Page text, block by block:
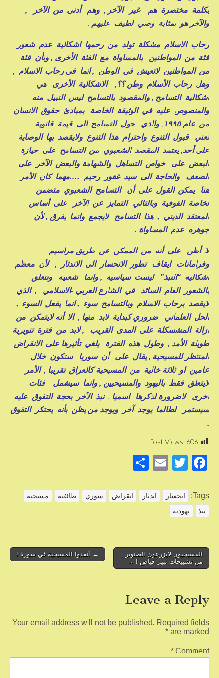
بكلمة مختصرة هم غير الآخر , وهم أدنى من الآخر ,
والآخر هو بمثابة وصي لطيف عليهم .
رحاب الاسلام مشكلة تولد من رحمها اشكالية عدم شعور
فئة من المواطنين بالمساواة مع الفئة الأخرى , وبأن فئة
من المواطنين لاتعيش في الوطن , انما في رحاب الاسلام ,
وهل رحاب الأسلام وطن ؟؟, الاشكالية الأخرى هي
اشكالية التسامح , والمقصود بالتسامح ليس النبيل منه
والمنصوص عليه في الوثيقة الخاصة بمبادئ حقوق الانسان
من عام ١٩٩٥, والذي حول التسامح الى قيمة قانوية
تعني قبول التنوع واحترام هذا التنوع ولايقصد بها الوصاية
على أحد, يعتمد المقصد الشعبوي من التسامح على حيازة
البعض على خواص التساهل والشهامة والبعض الآخر على
الضعف والحاجة الى سيد غفور رحيم ….مهما كان الأمر
هنا يمكن القول على أن التسامح الشعبوي متضمن
لخاصة الفوقية وبالتالي التمايز عن الآخر على أساس
المعتقد الديني , هذا التسامح لايجمع وانما يفرق , لأن
جوهره عدم المساواة .
لا أظن على أنه من الممكن عن طريق مراسيم
وفرامانات ايقاف تطور الانحسار الى الاندثار , لأن معظم
اشكالية “النبذ” ليست سياسية , وانما شعبية وتتعلق
بالشعور العام السائد في الشارع العربي -الاسلامي , الذي
لايقصد برحاب الاسلام وبالتسامح سوء , انما يفعل السوء ,
الحل العلماني ضروري كبداية لابد منها , الا أنه لايتمكن من
ازالة المشسكلة على المدى القريب , لابد من فترة تنويرية
طويلة الأمد , وطول هذه الفترة يلغي تأثيرها على الانقراض
المنتظر للمسيحية , يقال على أن سوريا ستكون خلال
عامين او ثلاثة خالية من المسيحية كالعراق تقريبا , الأمر
لايتعلق فقط باليهود والمسيحيين , وانما سيشمل فئات
أخرى لاضرورة لذكرها اسميا , نبذ الآخر بحجة التفوق عليه
سيستمر لطالما يوجد آخر ويوجد من يظن بأنه يحتكر التفوق
.
Post Views: 606
F
c
e
o
k
T
tt
er
E
ail
ar
Tags: انحسار اندثار انقراض سوري طائفية
مسيحية
نبذ
يهودية
Post
navigation
← أنقذوا المسيحية في سوريا !
المسيحيون لايزرعون الصنوبر ,
من تشبيحات نبيل فياض ! →
Leave a Reply
Your email address will not be published. Required fields
are marked
*
Comment
*